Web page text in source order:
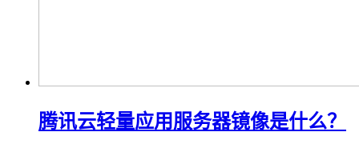
腾讯云轻量应用服务器镜像是什么？